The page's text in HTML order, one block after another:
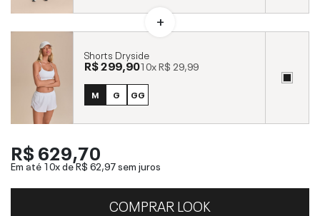
Shorts Dryside
R$ 299,9010xR$ 29,99
M G GG
R$ 629,70
Em até 10x deR$ 62,97sem juros
COMPRAR LOOK